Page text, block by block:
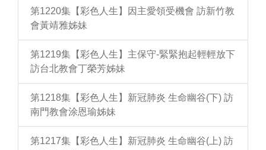
第1220集【彩色人生】因主愛領受機會 訪新竹教
會黃靖雅姊妹
第1219集【彩色人生】主保守-緊緊抱起輕輕放下
訪台北教會丁榮芳姊妹
第1218集【彩色人生】新冠肺炎 生命幽谷(下) 訪
南門教會涂恩瑜姊妹
第1217集【彩色人生】新冠肺炎 生命幽谷(上) 訪